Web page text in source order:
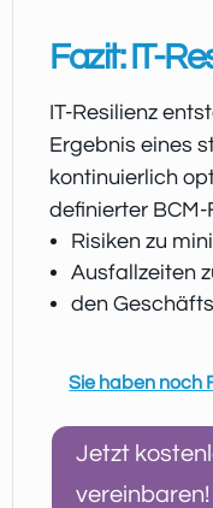
Fazit: IT-
IT-Resilienz
Ergebnis eines
kontinuierlich
definierter
Risiken zu
Ausfallzeiten
den
Sie haben noch
Jetzt
vereinbaren!